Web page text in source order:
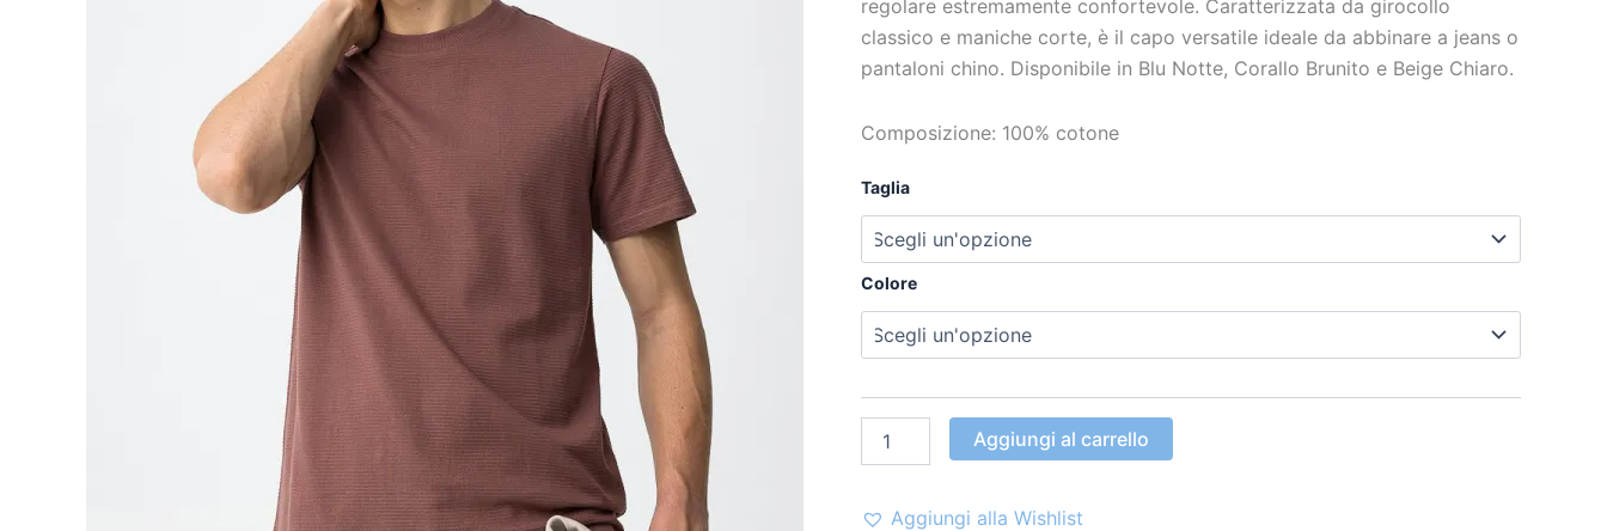
regolare estremamente confortevole. Caratterizzata da girocollo
classico e maniche corte, è il capo versatile ideale da abbinare a jeans o
pantaloni chino. Disponibile in Blu Notte, Corallo Brunito e Beige Chiaro.
Composizione: 100% cotone
Taglia
Colore
Aggiungi al carrello
Aggiungi alla Wishlist